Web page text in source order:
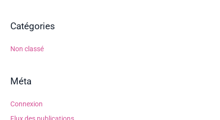
Catégories
Non classé
Méta
Connexion